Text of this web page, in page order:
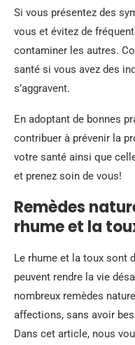
Si vous présentez des
vous et évitez de
contaminer les autres.
santé si vous avez des
s’aggravent.
En adoptant de bonnes
contribuer à prévenir la
votre santé ainsi que
et prenez soin de vous!
Remèdes
rhume et la
Le rhume et la toux sont
peuvent rendre la vie
nombreux remèdes
affections, sans avoir
Dans cet article, nous